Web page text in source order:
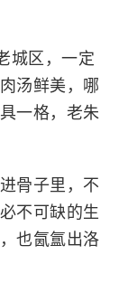
城区，一定
汤鲜美，哪
一格，老朱
骨子里，不
不可缺的生
也氤氲出洛